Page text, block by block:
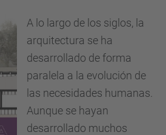
A lo largo de los siglos, la
arquitectura se ha
desarrollado de forma
paralela a la evolución de
las necesidades humanas.
Aunque se hayan
desarrollado muchos